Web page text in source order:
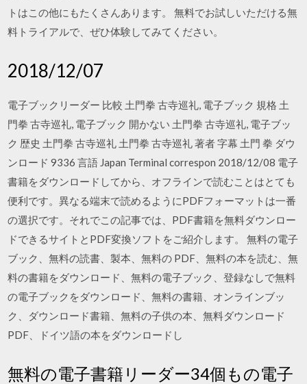
トはこの他にもたくさんあります。 無料でお試しいただける無
料トライアルで、ぜひ体験してみてください。
2018/12/07
電子ブックリーダー 比較 土門拳 古寺巡礼, 電子ブック 規格 土
門拳 古寺巡礼, 電子ブック 開かない 土門拳 古寺巡礼, 電子ブッ
ク 歴史 土門拳 古寺巡礼 土門拳 古寺巡礼 著者 字幕 土門 拳 ダウ
ンロード 9336 言語 Japan Terminal correspon 2018/12/08 電子
書籍をダウンロードしてから、オフラインで読むことはとても
便利です。異なる端末で読めるようにPDFフォーマットは一番
の選択です。それでこの記事では、PDF書籍を無料ダウンロー
ドできるサイトとPDF変換ソフトをご紹介します。 無料の電子
ブック、無料の読書、製本、無料の PDF、無料の本を読む、無
料の書籍をダウンロード、無料の電子ブック、登録なしで無料
の電子ブックをダウンロード、無料の書籍、オンラインブッ
ク、ダウンロード書籍、無料の子供の本、無料ダウンロード
PDF、ドイツ語の本をダウンロードし
無料の電子書籍リーダー34個もの電子